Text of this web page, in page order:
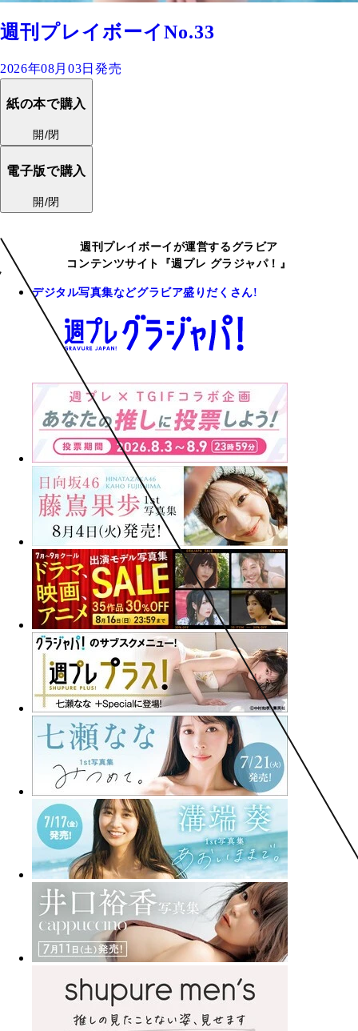
週刊プレイボーイNo.33
2026年08月03日発売
紙の本で購入
開/閉
電子版で購入
開/閉
週刊プレイボーイが運営するグラビア
コンテンツサイト『週プレ グラジャパ！』
デジタル写真集などグラビア盛りだくさん!